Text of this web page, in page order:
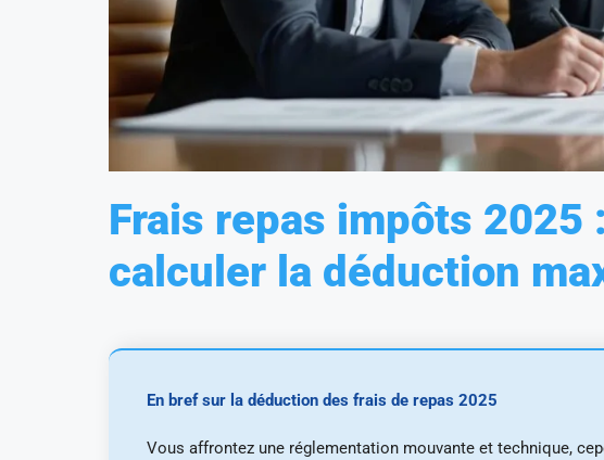
Frais repas impôts 2025
calculer la déduction
En bref sur la déduction des frais de repas 2025
Vous affrontez une réglementation mouvante et technique,